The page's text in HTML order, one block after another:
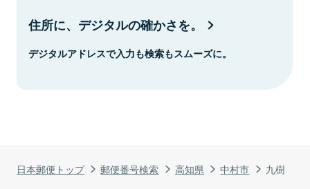
日本郵便トップ 郵便番号検索 高知県 中村市 九樹
住所に、デジタルの確かさを。
デジタルアドレスで入力も検索もスムーズに。